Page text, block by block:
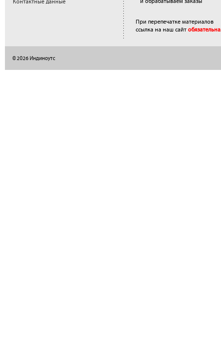
Контактные данные
При перепечатке материалов
ссылка на наш сайт обязательна.
© 2026 Индиноутс